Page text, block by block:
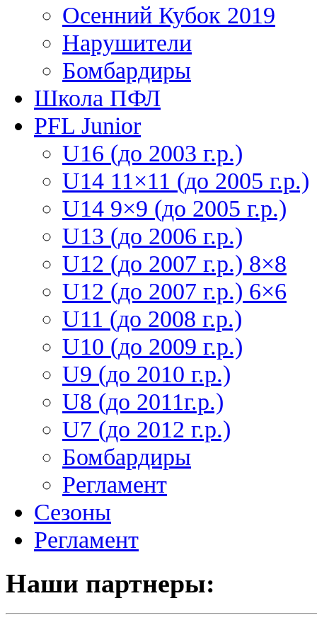
Осенний Кубок 2019
Нарушители
Бомбардиры
Школа ПФЛ
PFL Junior
U16 (до 2003 г.р.)
U14 11×11 (до 2005 г.р.)
U14 9×9 (до 2005 г.р.)
U13 (до 2006 г.р.)
U12 (до 2007 г.р.) 8×8
U12 (до 2007 г.р.) 6×6
U11 (до 2008 г.р.)
U10 (до 2009 г.р.)
U9 (до 2010 г.р.)
U8 (до 2011г.р.)
U7 (до 2012 г.р.)
Бомбардиры
Регламент
Сезоны
Регламент
Наши партнеры: